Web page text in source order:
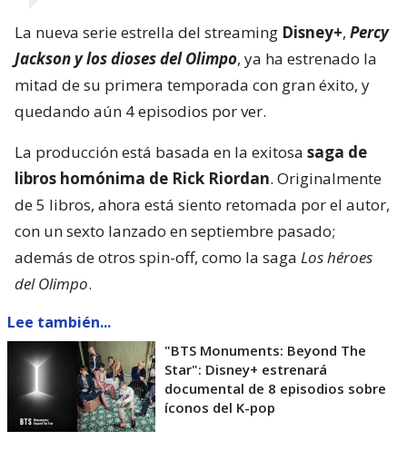
La nueva serie estrella del streaming Disney+, Percy
Jackson y los dioses del Olimpo, ya ha estrenado la
mitad de su primera temporada con gran éxito, y
quedando aún 4 episodios por ver.
La producción está basada en la exitosa saga de
libros homónima de Rick Riordan. Originalmente
de 5 libros, ahora está siento retomada por el autor,
con un sexto lanzado en septiembre pasado;
además de otros spin-off, como la saga Los héroes
del Olimpo.
Lee también...
"BTS Monuments: Beyond The
Star": Disney+ estrenará
documental de 8 episodios sobre
íconos del K-pop